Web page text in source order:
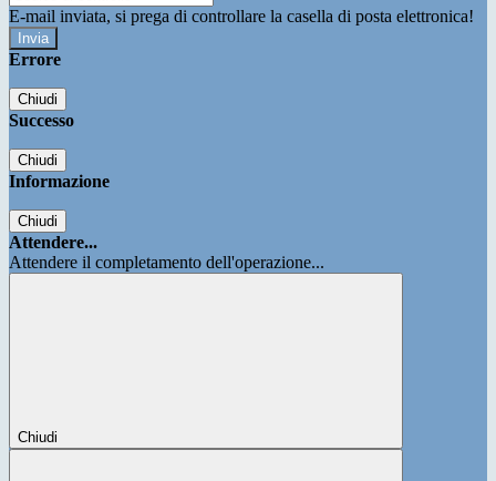
E-mail inviata, si prega di controllare la casella di posta elettronica!
Errore
Chiudi
Successo
Chiudi
Informazione
Chiudi
Attendere...
Attendere il completamento dell'operazione...
Chiudi